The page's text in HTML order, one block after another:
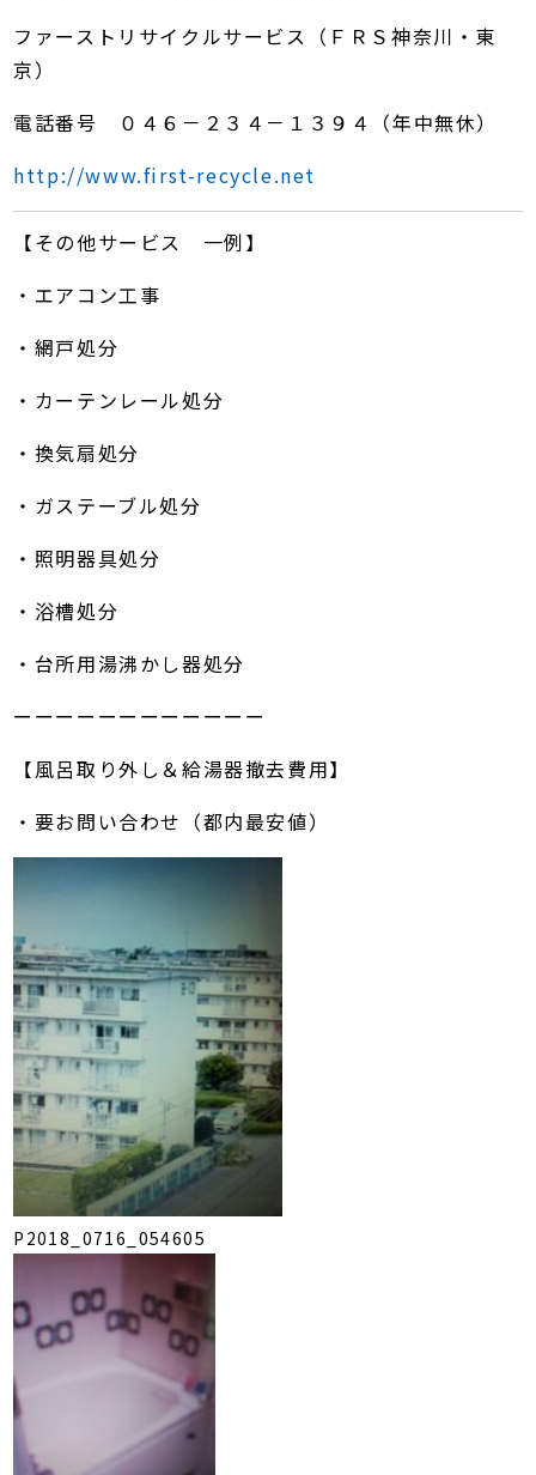
ファーストリサイクルサービス（ＦＲＳ神奈川・東
京）
電話番号 ０４６－２３４－１３９４（年中無休）
http://www.first-recycle.net
【その他サービス 一例】
・エアコン工事
・網戸処分
・カーテンレール処分
・換気扇処分
・ガステーブル処分
・照明器具処分
・浴槽処分
・台所用湯沸かし器処分
ーーーーーーーーーーーー
【風呂取り外し＆給湯器撤去費用】
・要お問い合わせ（都内最安値）
P2018_0716_054605